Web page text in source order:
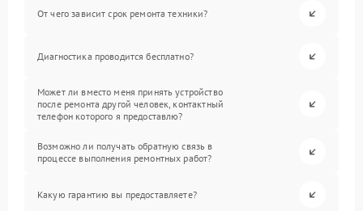
От чего зависит срок ремонта техники?
Диагностика проводится бесплатно?
Может ли вместо меня принять устройство
после ремонта другой человек, контактный
телефон которого я предоставлю?
Возможно ли получать обратную связь в
процессе выполнения ремонтных работ?
Какую гарантию вы предоставляете?